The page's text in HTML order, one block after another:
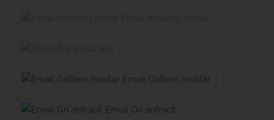
Email Galben muștar
Email Gri antracit